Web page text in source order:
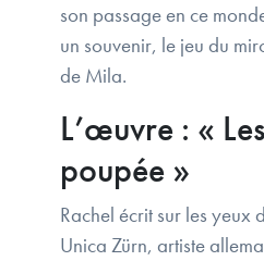
son passage en ce
un souvenir, le jeu du
de Mila.
L’œuvre : «
poupée »
Rachel écrit sur les yeux
Unica Zürn, artiste